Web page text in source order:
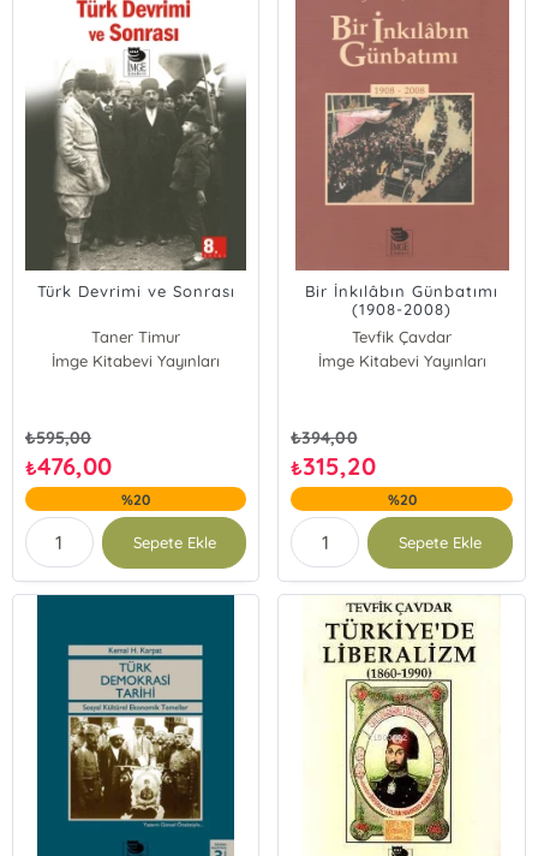
Türk Devrimi ve Sonrası
Taner Timur
İmge Kitabevi Yayınları
₺595,00
₺476,00
%20
Sepete Ekle
Bir İnkılâbın Günbatımı
(1908-2008)
Tevfik Çavdar
İmge Kitabevi Yayınları
₺394,00
₺315,20
%20
Sepete Ekle